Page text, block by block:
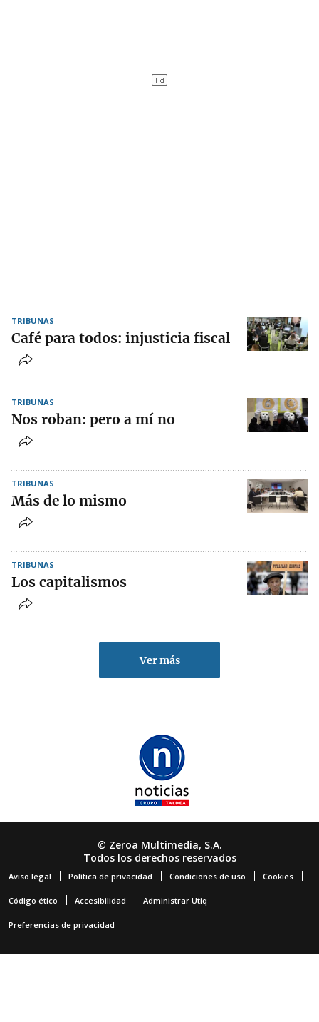
TRIBUNAS
Café para todos: injusticia fiscal
TRIBUNAS
Nos roban: pero a mí no
TRIBUNAS
Más de lo mismo
TRIBUNAS
Los capitalismos
Ver más
© Zeroa Multimedia, S.A.
Todos los derechos reservados
Aviso legal Política de privacidad Condiciones de uso Cookies
Código ético Accesibilidad Administrar Utiq
Preferencias de privacidad